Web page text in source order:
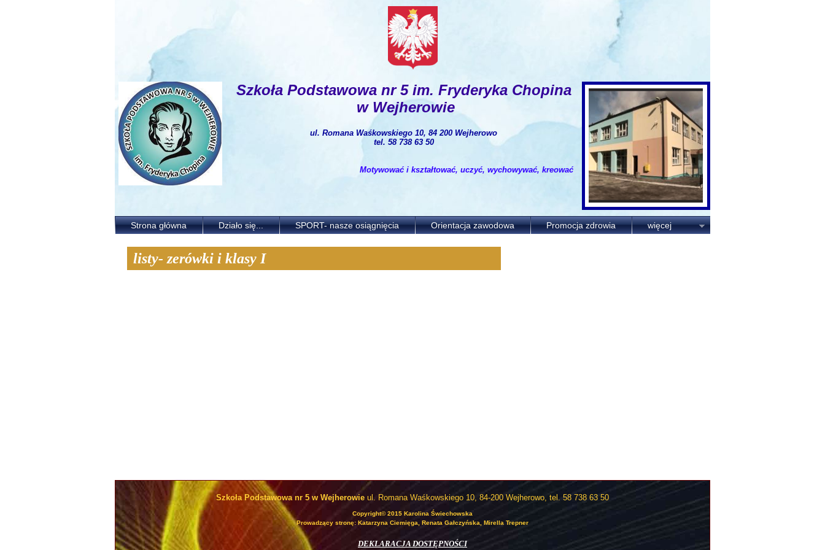
Szkoła Podstawowa nr 5 im. Fryderyka Chopina
w Wejherowie
ul. Romana Waśkowskiego 10, 84 200 Wejherowo
tel. 58 738 63 50
Motywować i kształtować, uczyć, wychowywać, kreowaći in rować.
Strona główna Działo się... SPORT- nasze osiągnięcia Orientacja zawodowa Promocja zdrowia więcej
listy- zerówki i klasy I
Szkoła Podstawowa nr 5 w Wejherowie ul. Romana Waśkowskiego 10, 84-200 Wejherowo, tel. 58 738 63 50
Copyright© 2015 Karolina Świechowska
Prowadzący stronę: Katarzyna Ciemięga, Renata Gałczyńska, Mirella Trepner
DEKLARACJA DOSTĘPNOŚCI